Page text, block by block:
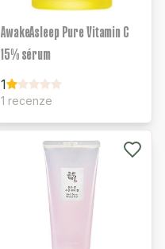
AwakeAsleep Pure Vitamin C
15% sérum
1
1 recenze